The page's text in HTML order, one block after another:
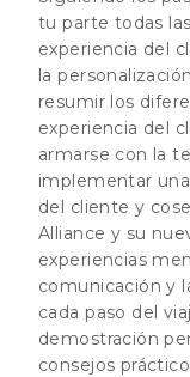
tu parte todas
experiencia del
la
resumir los
experiencia del
armarse con la
implementar
del cliente y
Alliance y su
experiencias
comunicación y
cada paso del
demostración
consejos